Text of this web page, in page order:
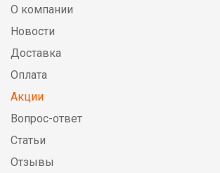
О компании
Новости
Доставка
Оплата
Акции
Вопрос-ответ
Статьи
Отзывы